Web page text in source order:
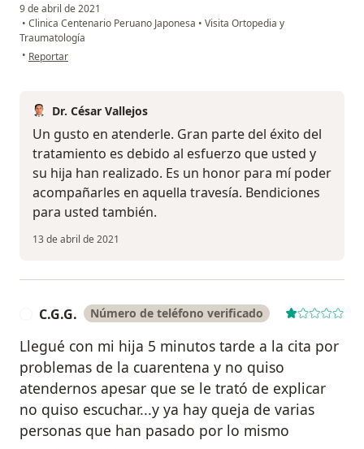
9 de abril de 2021
• Clinica Centenario Peruano Japonesa • Visita Ortopedia y
Traumatología
• en opinión del usuario Lenny Valdiviezo Palacios
Reportar
Dr. César Vallejos
Un gusto en atenderle. Gran parte del éxito del
tratamiento es debido al esfuerzo que usted y
su hija han realizado. Es un honor para mí poder
acompañarles en aquella travesía. Bendiciones
para usted también.
13 de abril de 2021
C.G.G. Número de teléfono verificado
Llegué con mi hija 5 minutos tarde a la cita por
problemas de la cuarentena y no quiso
atendernos apesar que se le trató de explicar
no quiso escuchar...y ya hay queja de varias
personas que han pasado por lo mismo